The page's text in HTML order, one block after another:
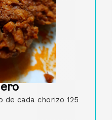
de cada chorizo 125